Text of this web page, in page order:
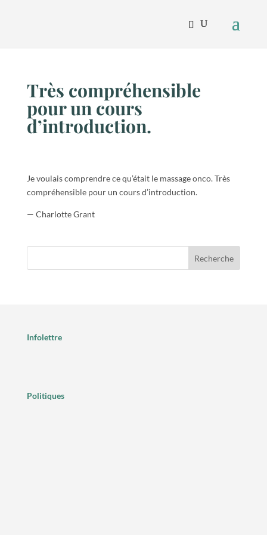
Très compréhensible
pour un cours
d’introduction.
Je voulais comprendre ce qu’était le massage onco. Très
compréhensible pour un cours d’introduction.
— Charlotte Grant
Recherche
Infolettre
Politiques